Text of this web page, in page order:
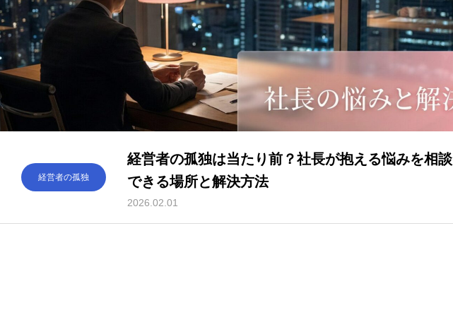
経営者の孤独
経営者の孤独は当たり前？社長が抱える悩みを相談
できる場所と解決方法
2026.02.01